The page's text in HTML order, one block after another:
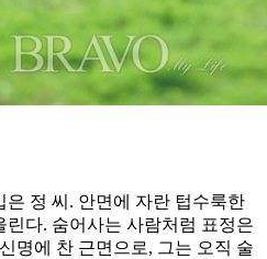
정 씨. 안면에 자란 텁수룩한
다. 숨어사는 사람처럼 표정은
명에 찬 근면으로, 그는 오직 술